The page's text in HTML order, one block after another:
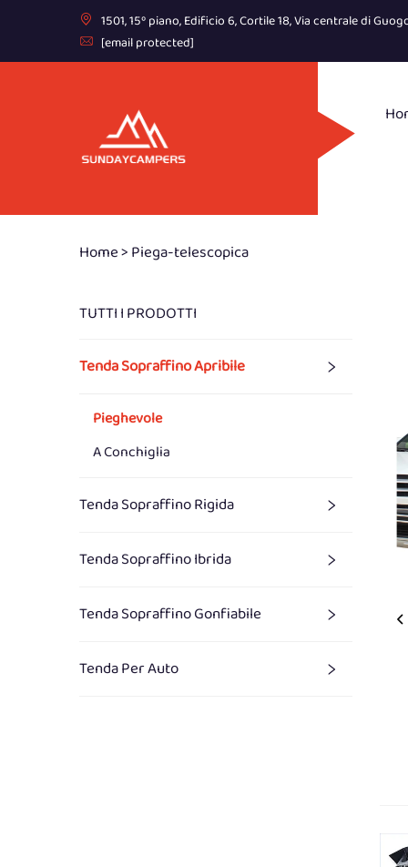
1501, 15º piano, Edificio 6, Cortile 18, Via centrale di
[email protected]
Home >Piega-telescopica
TUTTI I PRODOTTI
Tenda Sopraffino Apribile
Pieghevole
A Conchiglia
Tenda Sopraffino Rigida
Tenda Sopraffino Ibrida
Tenda Sopraffino Gonfiabile
Tenda Per Auto